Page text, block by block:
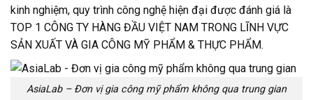
kinh nghiệm, quy trình công nghệ hiện đại được đánh giá là
TOP 1 CÔNG TY HÀNG ĐẦU VIỆT NAM TRONG LĨNH VỰC
SẢN XUẤT VÀ GIA CÔNG MỸ PHẨM & THỰC PHẨM.
AsiaLab – Đơn vị gia công mỹ phẩm không qua trung gian